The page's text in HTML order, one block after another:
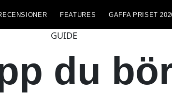
FEATURES GAFFA PRISET
GUIDE
du